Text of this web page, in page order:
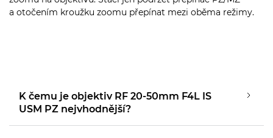
a otočením kroužku zoomu přepínat mezi oběma režimy.
K čemu je objektiv RF 20-50mm F4L IS
USM PZ nejvhodnější?